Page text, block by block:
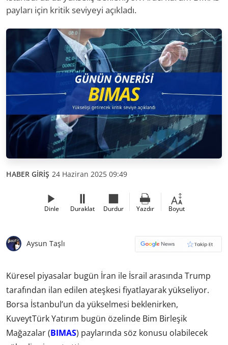
payları için kritik seviyeyi açıkladı.
HABER GİRİŞ 24 Haziran 2025 09:49
Dinle Duraklat Durdur Yazdır Boyut
Aysun Taşlı
Küresel piyasalar bugün İran ile İsrail arasında Trump
tarafından ilan edilen ateşkesi fiyatlayarak yükseliyor.
Borsa İstanbul’un da yükselmesi beklenirken,
KuveytTürk Yatırım bugün özelinde Bim Birleşik
Mağazalar (BIMAS) paylarında söz konusu olabilecek